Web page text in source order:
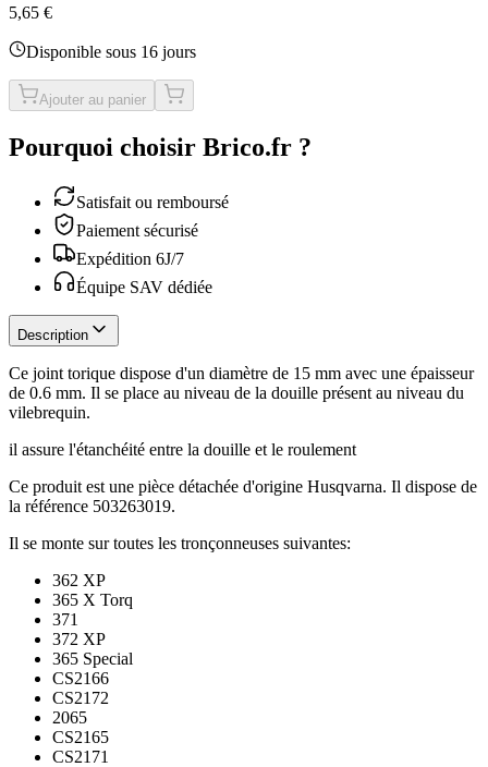
5,65 €
Disponible sous 16 jours
Ajouter au panier
Pourquoi choisir Brico.fr ?
Satisfait ou remboursé
Paiement sécurisé
Expédition 6J/7
Équipe SAV dédiée
Description
Ce joint torique dispose d'un diamètre de 15 mm avec une épaisseur
de 0.6 mm. Il se place au niveau de la douille présent au niveau du
vilebrequin.
il assure l'étanchéité entre la douille et le roulement
Ce produit est une pièce détachée d'origine Husqvarna. Il dispose de
la référence 503263019.
Il se monte sur toutes les tronçonneuses suivantes:
362 XP
365 X Torq
371
372 XP
365 Special
CS2166
CS2172
2065
CS2165
CS2171